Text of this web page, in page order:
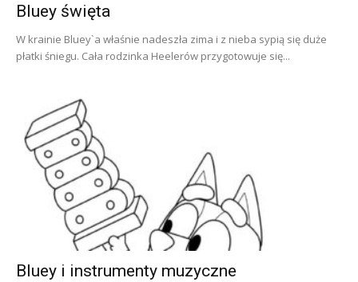
Bluey święta
W krainie Bluey`a właśnie nadeszła zima i z nieba sypią się duże
płatki śniegu. Cała rodzinka Heelerów przygotowuje się...
Bluey i instrumenty muzyczne